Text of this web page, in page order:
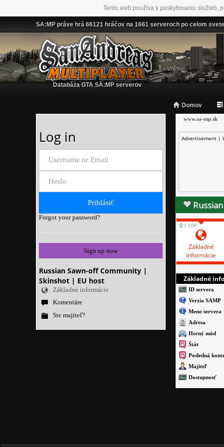
Tento web používa k poskytovaniu služieb,
SA:MP práve hrá 66121 hráčov na 1661 serveroch po celom svete
Databáza GTA SA:MP serverov
Domov
www.sa-mp.sk
Advertisement |
0/ 100
Základné
informácie
Základné
ID servera
Verzia SAMP
Meno servera
Adresa
Herný mód
Štát
Posledná
Majiteľ
Dostupnosť
Log in
Forgot your password?
Sign up now
Russian Sawn-off Community |
Skinshot | EU host
Základné informácie
Komentáre
Ste majiteľ?